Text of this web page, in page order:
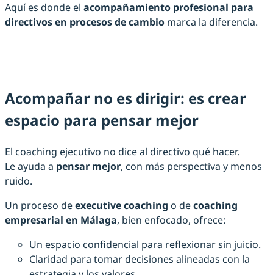
Aquí es donde el acompañamiento profesional para
directivos en procesos de cambio marca la diferencia.
Acompañar no es dirigir: es crear
espacio para pensar mejor
El coaching ejecutivo no dice al directivo qué hacer.
Le ayuda a pensar mejor, con más perspectiva y menos
ruido.
Un proceso deexecutive coaching o decoaching
empresarial en Málaga, bien enfocado, ofrece:
Un espacio confidencial para reflexionar sin juicio.
Claridad para tomar decisiones alineadas con la